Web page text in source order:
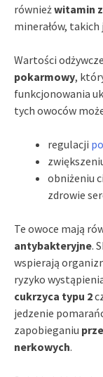
równieżwitamin
minerałów, takich
Wartości
pokarmowy,
funkcjonowania
tych owoców
regulacji
obniżeniu
zdrowie
Te owoce mają
antybakteryjne.
wspierają
ryzyko
cukrzyca typu 2
jedzenie
zapobieganiu
nerkowych.